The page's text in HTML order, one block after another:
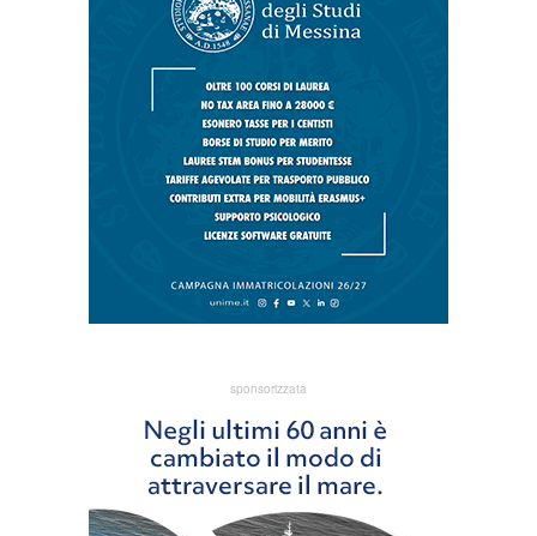
sponsorizzata